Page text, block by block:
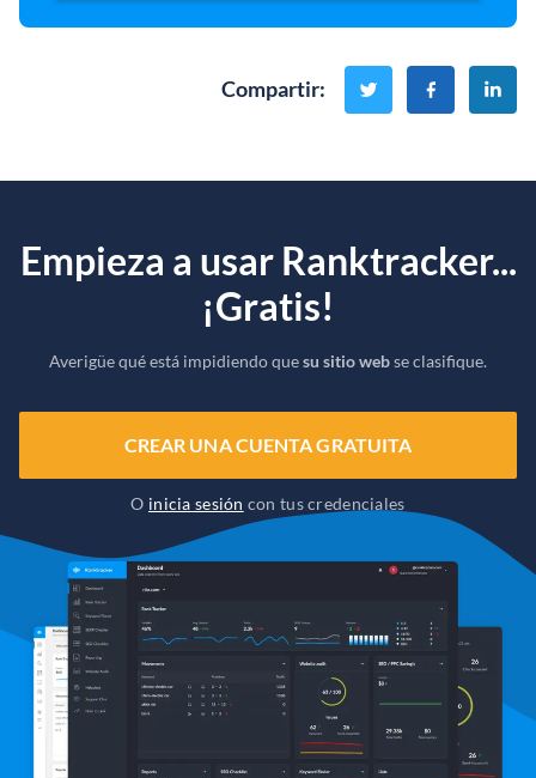
Compartir:
Empieza a usar Ranktracker...
¡Gratis!
Averigüe qué está impidiendo quesu sitio webse clasifique.
CREAR UNA CUENTA GRATUITA
O inicia sesión con tus credenciales